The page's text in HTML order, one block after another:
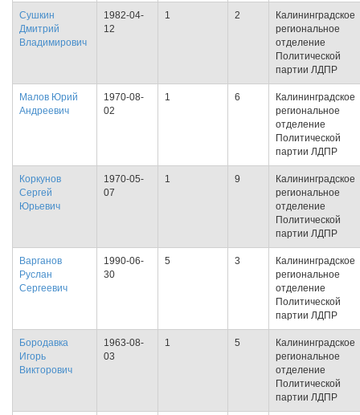
Сушкин
Дмитрий
Владимирович
1982-04-
12
1 2
Калининградское
региональное
отделение
Политической
партии ЛДПР
Малов Юрий
Андреевич
1970-08-
02
1 6
Калининградское
региональное
отделение
Политической
партии ЛДПР
Коркунов
Сергей
Юрьевич
1970-05-
07
1 9
Калининградское
региональное
отделение
Политической
партии ЛДПР
Варганов
Руслан
Сергеевич
1990-06-
30
5 3
Калининградское
региональное
отделение
Политической
партии ЛДПР
Бородавка
Игорь
Викторович
1963-08-
03
1 5
Калининградское
региональное
отделение
Политической
партии ЛДПР